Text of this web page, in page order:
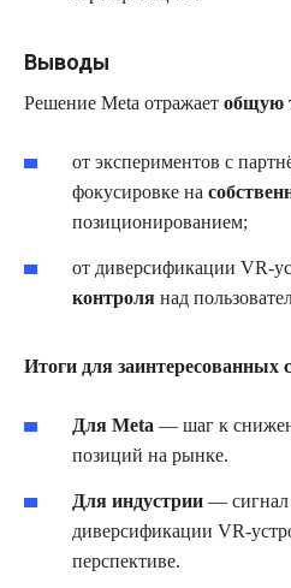
Выводы
Решение Meta отражает общую
от экспериментов с
фокусировке на
позиционированием;
от диверсификации
контроля над
Итоги для заинтересованных
Для Meta — шаг к
позиций на рынке.
Для индустрии — сигнал
диверсификации
перспективе.